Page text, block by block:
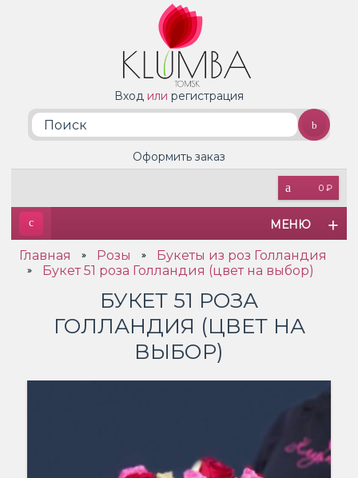
Вход или регистрация
0 ₽
Оформить заказ
МЕНЮ
Главная » Розы » Букеты из роз Голландия
» Букет 51 роза Голландия (цвет на выбор)
БУКЕТ 51 РОЗА
ГОЛЛАНДИЯ (ЦВЕТ НА
ВЫБОР)